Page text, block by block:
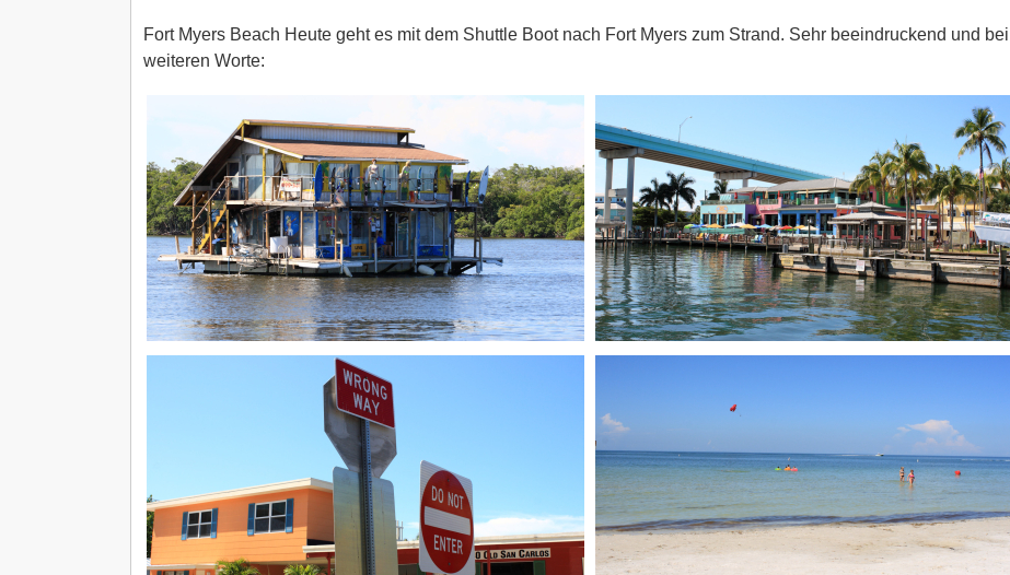
Fort Myers Beach Heute geht es mit dem Shuttle Boot nach Fort Myers zum Strand. Sehr beeindruckend und
weiteren Worte: